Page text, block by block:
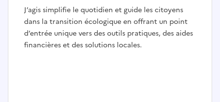
J’agis simplifie le quotidien et guide les citoyens
dans la transition écologique en offrant un point
d’entrée unique vers des outils pratiques, des aides
financières et des solutions locales.